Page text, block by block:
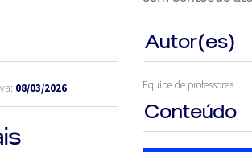
08/03/2026
Autor(es)
Equipe de professores
Conteúdo